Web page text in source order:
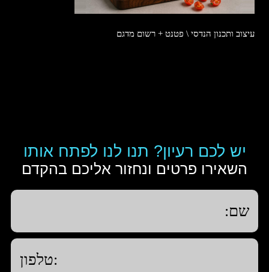
עיצוב ותכנון הנדסי \ פטנט + רשום מדגם
יש לכם רעיון? תנו לנו לפתח אותו
השאירו פרטים ונחזור אליכם בהקדם